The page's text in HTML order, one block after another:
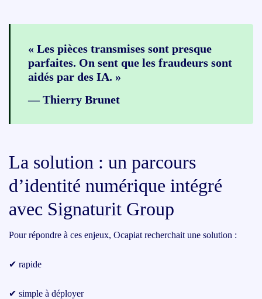
« Les pièces transmises sont presque
parfaites. On sent que les fraudeurs sont
aidés par des IA. »
— Thierry Brunet
La solution : un parcours
d’identité numérique intégré
avec Signaturit Group
Pour répondre à ces enjeux, Ocapiat recherchait une solution :
✔ rapide
✔ simple à déployer